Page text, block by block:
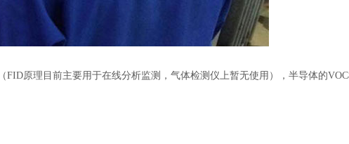
FID原理目前主要用于在线分析监测，气体检测仪上暂无使用），半导体的